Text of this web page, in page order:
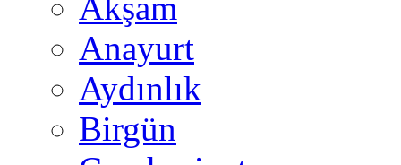
Akşam
Anayurt
Aydınlık
Birgün